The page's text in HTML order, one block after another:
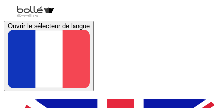
Ouvrir le sélecteur de langue